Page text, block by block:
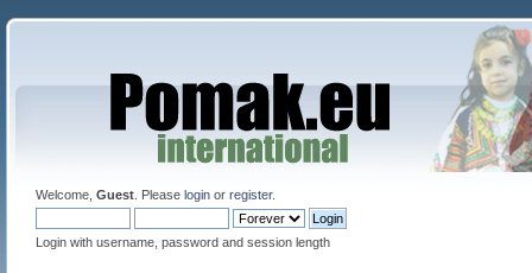
Welcome, Guest. Please loginor register.
Login with username, password and session length